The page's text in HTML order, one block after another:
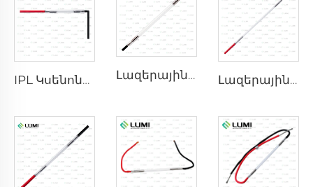
IPL Կսենոնային լամպ P1541 – 9×45×100 մմ Լազերային կսենոնային լամպ L2741 – 7×100×167 մմ Լազերային քսենոնային լամպ L2851-5×105×175 մմ